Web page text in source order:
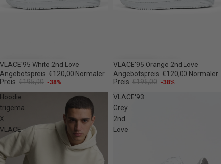
-38%
VLACE'95 White 2nd Love
Angebotspreis €120,00 Normaler
Preis €195,00 -38%
-38%
VLACE'95 Orange 2nd Love
Angebotspreis €120,00 Normaler
Preis €195,00 -38%
Hoodie
trigema
X
VLACE
VLACE'93
Grey
2nd
Love